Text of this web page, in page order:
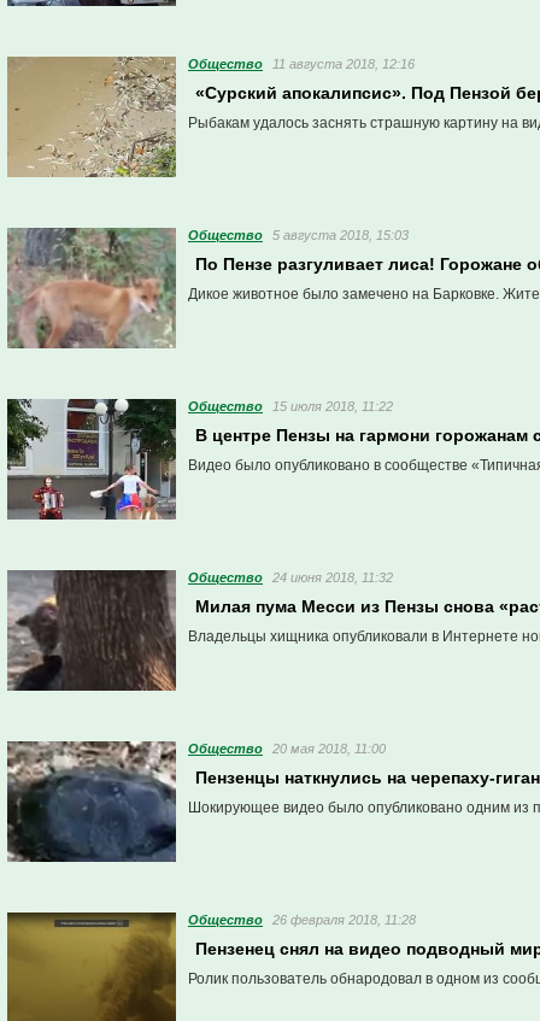
Общество 11 августа 2018, 12:16
«Сурский апокалипсис». Под Пензой
Рыбакам удалось заснять страшную картину на
Общество 5 августа 2018, 15:03
По Пензе разгуливает лиса! Горожане
Дикое животное было замечено на Барковке.
Общество 15 июля 2018, 11:22
В центре Пензы на гармони
Видео было опубликовано в сообществе
Общество 24 июня 2018, 11:32
Милая пума Месси из Пензы снова
Владельцы хищника опубликовали в Интернете
Общество 20 мая 2018, 11:00
Пензенцы наткнулись на черепаху-
Шокирующее видео было опубликовано одним из
Общество 26 февраля 2018, 11:28
Пензенец снял на видео подводный
Ролик пользователь обнародовал в одном из